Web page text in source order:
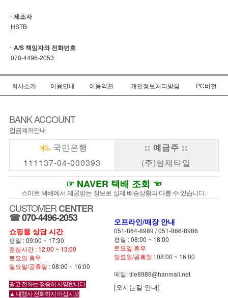
ㆍ제조자
HSTB
ㆍA/S 책임자와 전화번호
070-4496-2053
회사소개 이용안내 이용약관 개인정보처리방침 PC버전
BANK ACCOUNT
입금계좌안내
국민은행
111137-04-000393
:: 예금주 ::
(주)형제타일
☞ NAVER 택배 조회 ☜
스마트 택배에서 제공받는 정보로 실제 배송상황과 다를 수 있습니다.
CUSTOMERCENTER
☎070-4496-2053
쇼핑몰 상담 시간
평일 : 09:00 ~ 17:30
점심시간 : 12:00 ~ 13:00
토요일 휴무
일요일/공휴일 : 08:00 ~ 16:00
광고 전화는 정중히 사양합니다.
▲ 대행사 전화하지 마십시오
오프라인/매장 안내
051-864-8989 /051-866-8986
평일 : 08:00 ~ 18:00
토요일 휴무
일요일/공휴일 : 08:00 ~ 16:00
메일: tile8989@hanmail.net
[오시는길 안내]